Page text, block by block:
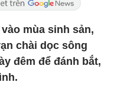
mùa sinh sản,
chài dọc sông
đêm để đánh bắt,